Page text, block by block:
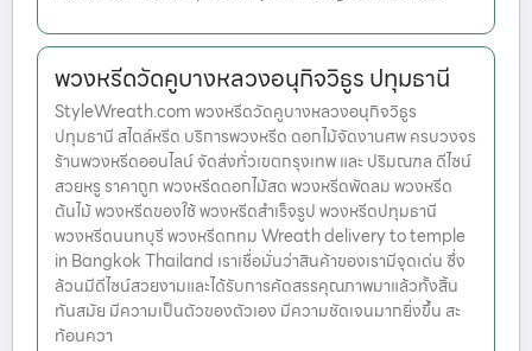
พวงหรีดวัดคูบางหลวงอนุกิจวิธูร ปทุมธานี
StyleWreath.com พวงหรีดวัดคูบางหลวงอนุกิจวิธูร
ปทุมธานี สไตล์หรีด บริการพวงหรีด ดอกไม้จัดงานศพ ครบวงจร
ร้านพวงหรีดออนไลน์ จัดส่งทั่วเขตกรุงเทพ และ ปริมณฑล ดีไซน์
สวยหรู ราคาถูก พวงหรีดดอกไม้สด พวงหรีดพัดลม พวงหรีด
ต้นไม้ พวงหรีดของใช้ พวงหรีดสำเร็จรูป พวงหรีดปทุมธานี
พวงหรีดนนทบุรี พวงหรีดกทม Wreath delivery to temple
in Bangkok Thailand เราเชื่อมั่นว่าสินค้าของเรามีจุดเด่น ซึ่ง
ล้วนมีดีไซน์สวยงามและได้รับการคัดสรรคุณภาพมาแล้วทั้งสิ้น
ทันสมัย มีความเป็นตัวของตัวเอง มีความชัดเจนมากยิ่งขึ้น สะ
ท้อนควา